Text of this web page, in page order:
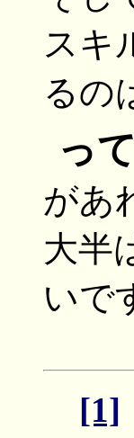
スキ
るの
っ
があ
大半
いで
[1]